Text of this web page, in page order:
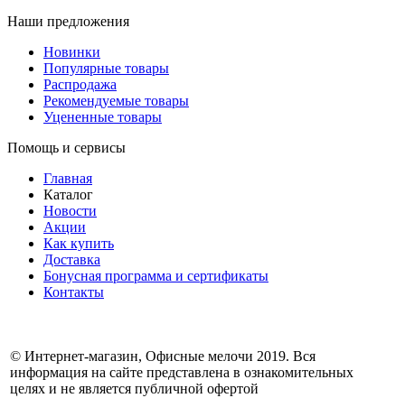
Наши предложения
Новинки
Популярные товары
Распродажа
Рекомендуемые товары
Уцененные товары
Помощь и сервисы
Главная
Каталог
Новости
Акции
Как купить
Доставка
Бонусная программа и сертификаты
Контакты
© Интернет-магазин, Офисные мелочи 2019. Вся
информация на сайте представлена в ознакомительных
целях и не является публичной офертой